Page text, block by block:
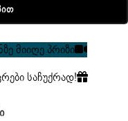
მიიღე პრიზი
საჩუქრად!